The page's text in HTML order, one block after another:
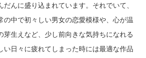
だんに盛り込まれています。それでいて、
の中で初々しい男女の恋愛模様や、心が温
芽生えなど、少し前向きな気持ちになれる
い日々に疲れてしまった時には最適な作品